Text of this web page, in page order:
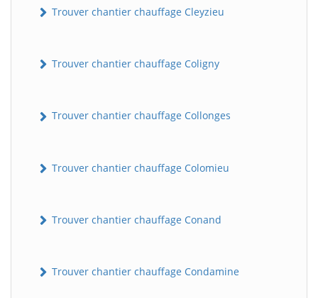
Trouver chantier chauffage Cleyzieu
Trouver chantier chauffage Coligny
Trouver chantier chauffage Collonges
Trouver chantier chauffage Colomieu
Trouver chantier chauffage Conand
Trouver chantier chauffage Condamine
Assistant en ligne